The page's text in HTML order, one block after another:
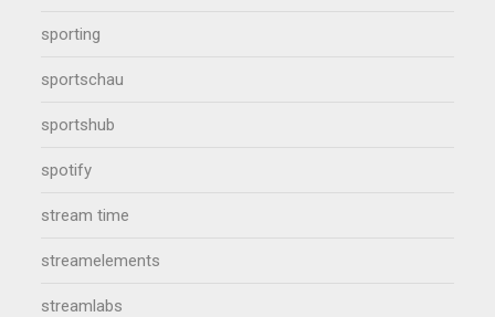
sporting
sportschau
sportshub
spotify
stream time
streamelements
streamlabs